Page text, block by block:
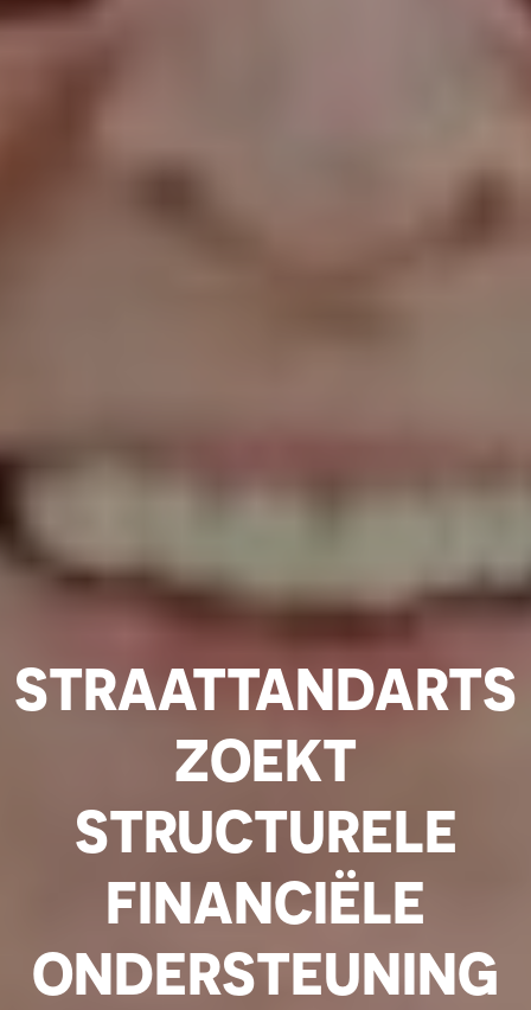
STRAATTANDARTS
ZOEKT
STRUCTURELE
FINANCIËLE
ONDERSTEUNING